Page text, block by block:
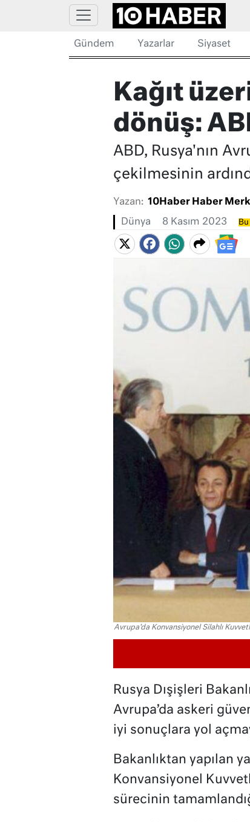
Gündem Yazarlar Siyaset
Kağıt
dönüş:
ABD, Rusya'nın
çekilmesinin
Yazan: 10Haber Haber
Dünya 8 Kasım 2023
Avrupa'da Konvansiyonel Silahlı
Rusya Dışişleri
Avrupa’da askeri
iyi sonuçlara yol
Bakanlıktan yapılan
Konvansiyonel
sürecinin